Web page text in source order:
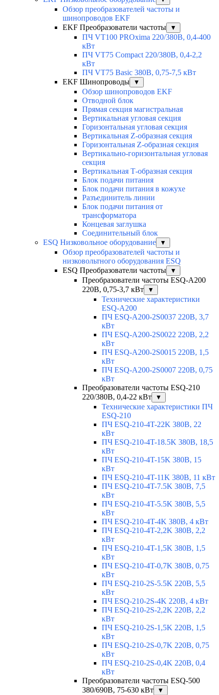
Обзор преобразователей частоты и
шинопроводов EKF
EKF Преобразователи частоты
▼
ПЧ VT100 PROxima 220/380В, 0,4-400
кВт
ПЧ VT75 Compact 220/380В, 0,4-2,2
кВт
ПЧ VT75 Basic 380В, 0,75-7,5 кВт
EKF Шинопроводы
▼
Обзор шинопроводов EKF
Отводной блок
Прямая секция магистральная
Вертикальная угловая секция
Горизонтальная угловая секция
Вертикальная Z-образная секция
Горизонтальная Z-образная секция
Вертикально-горизонтальная угловая
секция
Вертикальная Т-образная секция
Блок подачи питания
Блок подачи питания в кожухе
Разъединитель линии
Блок подачи питания от
трансформатора
Концевая заглушка
Соединительный блок
ESQ Низковольное оборудование
▼
Обзор преобразователей частоты и
низковольтного оборудования ESQ
ESQ Преобразователи частоты
▼
Преобразователи частоты ESQ-A200
220В, 0,75-3,7 кВт
▼
Технические характеристики
ESQ-A200
ПЧ ESQ-A200-2S0037 220В, 3,7
кВт
ПЧ ESQ-A200-2S0022 220В, 2,2
кВт
ПЧ ESQ-A200-2S0015 220В, 1,5
кВт
ПЧ ESQ-A200-2S0007 220В, 0,75
кВт
Преобразователи частоты ESQ-210
220/380В, 0,4-22 кВт
▼
Технические характеристики ПЧ
ESQ-210
ПЧ ESQ-210-4T-22K 380В, 22
кВт
ПЧ ESQ-210-4T-18.5K 380В, 18,5
кВт
ПЧ ESQ-210-4T-15K 380В, 15
кВт
ПЧ ESQ-210-4T-11K 380В, 11 кВт
ПЧ ESQ-210-4T-7.5K 380В, 7,5
кВт
ПЧ ESQ-210-4T-5.5K 380В, 5,5
кВт
ПЧ ESQ-210-4T-4K 380В, 4 кВт
ПЧ ESQ-210-4T-2,2K 380В, 2,2
кВт
ПЧ ESQ-210-4T-1,5K 380В, 1,5
кВт
ПЧ ESQ-210-4T-0,7K 380В, 0,75
кВт
ПЧ ESQ-210-2S-5.5K 220В, 5,5
кВт
ПЧ ESQ-210-2S-4K 220В, 4 кВт
ПЧ ESQ-210-2S-2,2K 220В, 2,2
кВт
ПЧ ESQ-210-2S-1,5K 220В, 1,5
кВт
ПЧ ESQ-210-2S-0,7K 220В, 0,75
кВт
ПЧ ESQ-210-2S-0,4K 220В, 0,4
кВт
Преобразователи частоты ESQ-500
380/690В, 75-630 кВт
▼